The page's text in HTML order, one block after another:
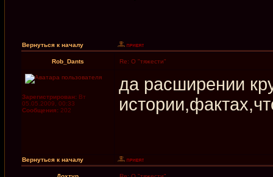
Вернуться к началу
Rob_Dants Re: О "тяжести"
Зарегистрирован: Вт
05.05.2009, 00:33
Сообщения: 202
да расширении
Вернуться к началу